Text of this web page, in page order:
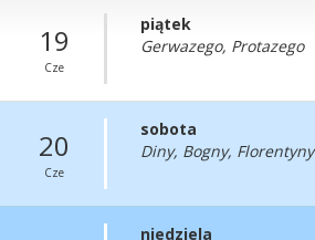
19
Cze
piątek
Gerwazego, Protazego
20
Cze
sobota
Diny, Bogny, Florentyny
niedziela